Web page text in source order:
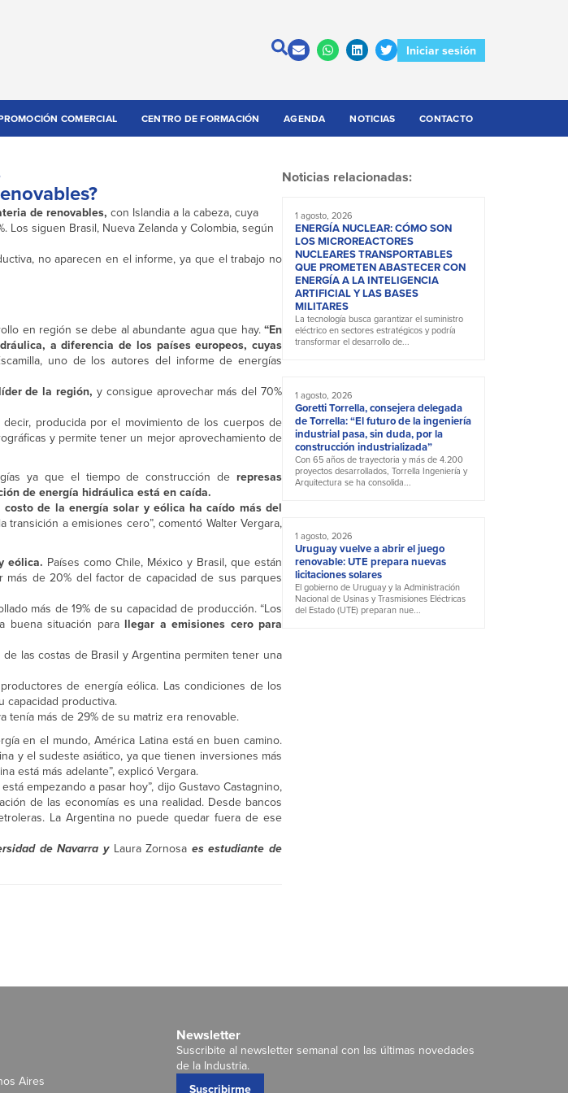
Iniciar sesión
COMERCIAL CENTRO DE FORMACIÓN AGENDA NOTICIAS CONTACTO
de renovables, con Islandia a la cabeza, cuya
Los siguen Brasil, Nueva Zelanda y Colombia, según
no aparecen en el informe, ya que el trabajo no
en región se debe al abundante agua que hay. “En
a diferencia de los países europeos, cuyas
uno de los autores del informe de energías
de la región, y consigue aprovechar más del 70%
producida por el movimiento de los cuerpos de
y permite tener un mejor aprovechamiento de
ya que el tiempo de construcción de represas
de energía hidráulica está en caída.
de la energía solar y eólica ha caído más del
a emisiones cero”, comentó Walter Vergara,
eólica. Países como Chile, México y Brasil, que están
de 20% del factor de capacidad de sus parques
más de 19% de su capacidad de producción. “Los
buena situación para llegar a emisiones cero para
las costas de Brasil y Argentina permiten tener una
de energía eólica. Las condiciones de los
capacidad productiva.
tenía más de 29% de su matriz era renovable.
en el mundo, América Latina está en buen camino.
y el sudeste asiático, ya que tienen inversiones más
está más adelante”, explicó Vergara.
empezando a pasar hoy”, dijo Gustavo Castagnino,
de las economías es una realidad. Desde bancos
La Argentina no puede quedar fuera de ese
de Navarra y Laura Zornosa es estudiante de
Noticias relacionadas:
1 agosto, 2026
ENERGÍA NUCLEAR: CÓMO SON
LOS MICROREACTORES
NUCLEARES TRANSPORTABLES
QUE PROMETEN ABASTECER CON
ENERGÍA A LA INTELIGENCIA
ARTIFICIAL Y LAS BASES
MILITARES
La tecnología busca garantizar el suministro
eléctrico en sectores estratégicos y podría
transformar el desarrollo de...
1 agosto, 2026
Goretti Torrella, consejera delegada
de Torrella: “El futuro de la ingeniería
industrial pasa, sin duda, por la
construcción industrializada”
Con 65 años de trayectoria y más de 4.200
proyectos desarrollados, Torrella Ingeniería y
Arquitectura se ha consolida...
1 agosto, 2026
Uruguay vuelve a abrir el juego
renovable: UTE prepara nuevas
licitaciones solares
El gobierno de Uruguay y la Administración
Nacional de Usinas y Trasmisiones Eléctricas
del Estado (UTE) preparan nue...
Aires
Newsletter
Suscribite al newsletter semanal con las últimas novedades
de la Industria.
Suscribirme